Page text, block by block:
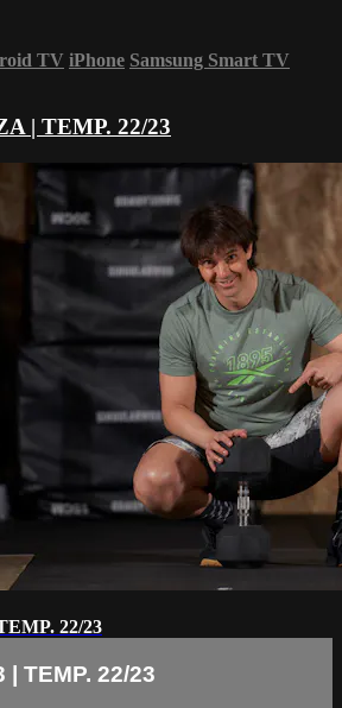
TV iPhone Samsung Smart TV
| TEMP. 22/23
22/23
| TEMP. 22/23